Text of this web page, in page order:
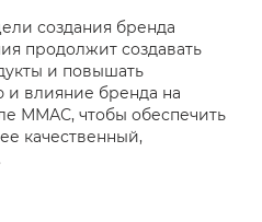
создания бренда
продолжит создавать
и повышать
и влияние бренда на
ММАС, чтобы обеспечить
качественный,